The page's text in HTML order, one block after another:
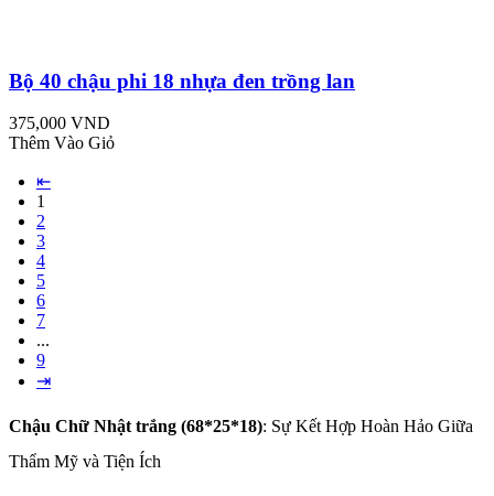
Bộ 40 chậu phi 18 nhựa đen trồng lan
375,000 VND
Thêm Vào Giỏ
⇤
1
2
3
4
5
6
7
...
9
⇥
Chậu Chữ Nhật trắng (68*25*18): Sự Kết Hợp Hoàn Hảo Giữa
Thẩm Mỹ và Tiện Ích